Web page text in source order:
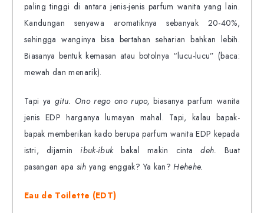
paling tinggi di antara jenis-jenis parfum wanita yang lain.
Kandungan senyawa aromatiknya sebanyak 20-40%,
sehingga wanginya bisa bertahan seharian bahkan lebih.
Biasanya bentuk kemasan atau botolnya “lucu-lucu” (baca:
mewah dan menarik).
Tapi ya gitu. Ono rego ono rupo, biasanya parfum wanita
jenis EDP harganya lumayan mahal. Tapi, kalau bapak-
bapak memberikan kado berupa parfum wanita EDP kepada
istri, dijamin ibuk-ibuk bakal makin cintadeh. Buat
pasangan apa sih yang enggak? Ya kan? Hehehe.
Eau de Toilette (EDT)